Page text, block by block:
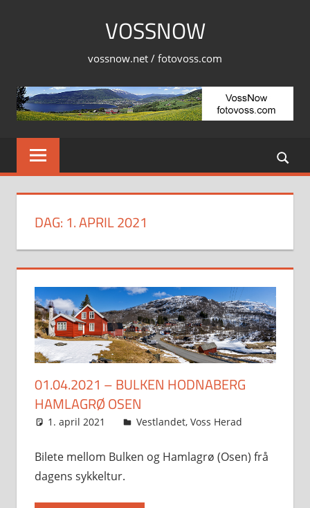
VOSSNOW
vossnow.net / fotovoss.com
DAG: 1. APRIL 2021
01.04.2021 – BULKEN HODNABERG
HAMLAGRØ OSEN
1. april 2021 Svein
Vestlandet, Voss Herad
Bilete mellom Bulken og Hamlagrø (Osen) frå
dagens sykkeltur.